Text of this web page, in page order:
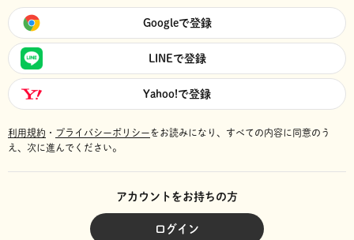
Googleで登録
LINEで登録
Yahoo!で登録
利用規約 ・ プライバシーポリシーをお読みになり、 すべての内容に同意のう
え、次に進んでください。
アカウントをお持ちの方
ログイン